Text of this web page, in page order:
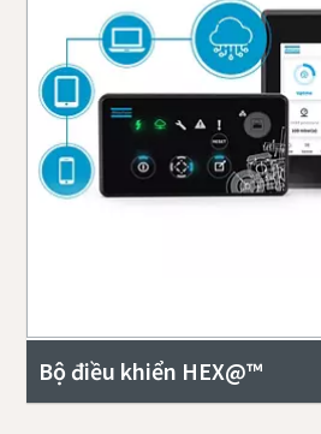
Bộ điều khiển HEX@™